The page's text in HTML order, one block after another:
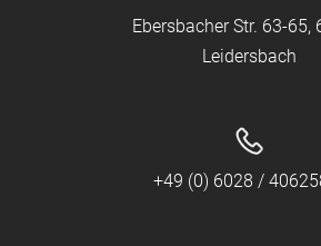
Ebersbacher Str. 63-65,
Leidersbach
+49 (0) 6028 /